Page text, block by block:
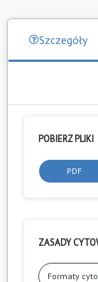
Szczegóły
POBIERZ PLIKI
PDF
ZASADY
Formaty